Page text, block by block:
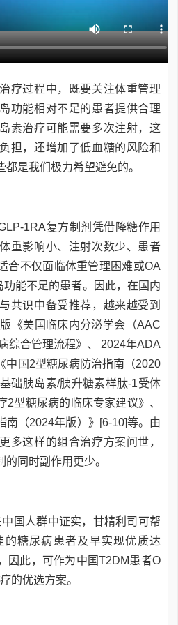
疗过程中，既要关注体重管理
功能相对不足的患者提供合理
素治疗可能需要多次注射，这
担，还增加了低血糖的风险和
是我们极力希望避免的。
1RA复方制剂凭借降糖作用
重影响小、注射次数少、患者
合不仅面临体重管理困难或OA
能不足的患者。因此，在国内
共识中备受推荐，越来越受到
《美国临床内分泌学会（AAC
综合管理流程》、 2024年ADA
中国2型糖尿病防治指南（2020
础胰岛素/胰升糖素样肽-1受体
2型糖尿病的临床专家建议》、
南（2024年版）》[6-10]等。由
多这样的组合治疗方案问世，
同时副作用更少。
国人群中证实，甘精利司可帮
的糖尿病患者及早实现优质达
因此，可作为中国T2DM患者O
的优选方案。